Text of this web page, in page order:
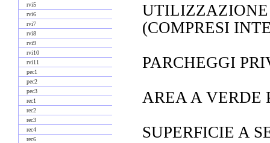
rvi5
rvi6
rvi7
rvi8
rvi9
rvi10
rvi11
pec1
pec2
pec3
rec1
rec2
rec3
rec4
rec6
(COMPRESI
PARCHEGGI
AREA A VERDE
SUPERFICIE A